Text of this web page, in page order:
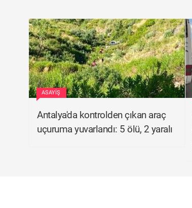
ASAYIŞ
Antalya'da kontrolden çıkan araç
uçuruma yuvarlandı: 5 ölü, 2 yaralı